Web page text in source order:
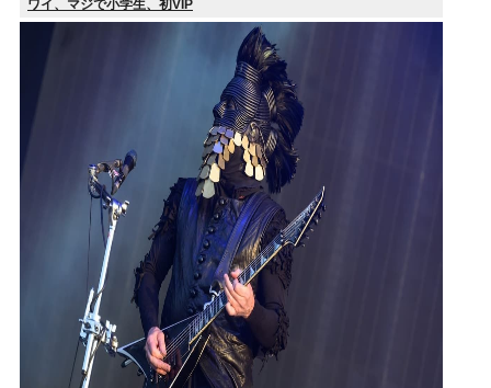
ワイ、マジで小学生、初VIP